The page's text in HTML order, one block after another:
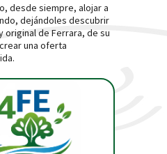
desde siempre, alojar a
dejándoles descubrir
original de Ferrara, de su
una oferta